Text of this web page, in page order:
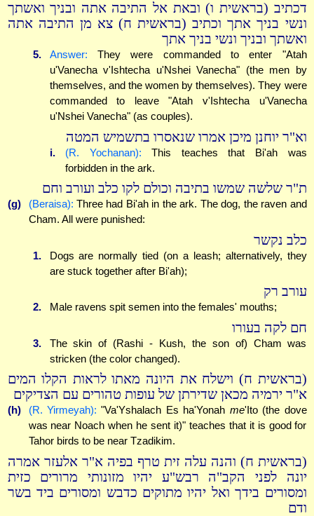
דכתיב (בראשית ו) ובאת אל התיבה אתה ובניך ואשתך
ונשי בניך אתך וכתיב (בראשית ח) צא מן התיבה אתה
ואשתך ובניך ונשי בניך אתך
5. Answer: They were commanded to enter "Atah
u'Vanecha v'Ishtecha u'Nshei Vanecha" (the men by
themselves, and the women by themselves). They were
commanded to leave "Atah v'Ishtecha u'Vanecha
u'Nshei Vanecha" (as couples).
וא"ר יוחנן מיכן אמרו שנאסרו בתשמיש המטה
i. (R. Yochanan): This teaches that Bi'ah was
forbidden in the ark.
ת"ר שלשה שמשו בתיבה וכולם לקו כלב ועורב וחם
(g) (Beraisa): Three had Bi'ah in the ark. The dog, the raven and
Cham. All were punished:
כלב נקשר
1.
Dogs are normally tied (on a leash; alternatively, they
are stuck together after Bi'ah);
עורב רק
2. Male ravens spit semen into the females' mouths;
חם לקה בעורו
3.
The skin of (Rashi - Kush, the son of) Cham was
stricken (the color changed).
(בראשית ח) וישלח את היונה מאתו לראות הקלו המים
א"ר ירמיה מכאן שדירתן של עופות טהורים עם הצדיקים
(h) (R. Yirmeyah): "Va'Yshalach Es ha'Yonah me'Ito (the dove
was near Noach when he sent it)" teaches that it is good for
Tahor birds to be near Tzadikim.
(בראשית ח) והנה עלה זית טרף בפיה א"ר אלעזר אמרה
יונה לפני הקב"ה רבש"ע יהיו מזונותי מרורים כזית
ומסורים בידך ואל יהיו מתוקים כדבש ומסורים ביד בשר
ודם